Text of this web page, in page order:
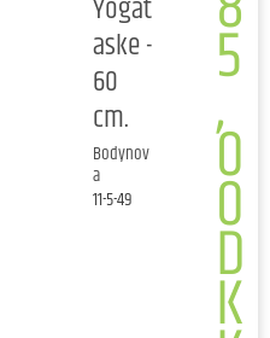
Yogat
aske -
60
cm.
Bodynov
a
11-5-49
5
,
0
0
D
K